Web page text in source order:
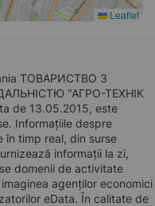
Leaflet
ТОВАРИСТВО З
"АГРО-ТЕХНІК
de 13.05.2015, este
Informațiile despre
în timp real, din surse
informații la zi,
domenii de activitate
agenților economici
eData. În calitate de